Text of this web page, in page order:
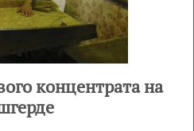
концентрата на